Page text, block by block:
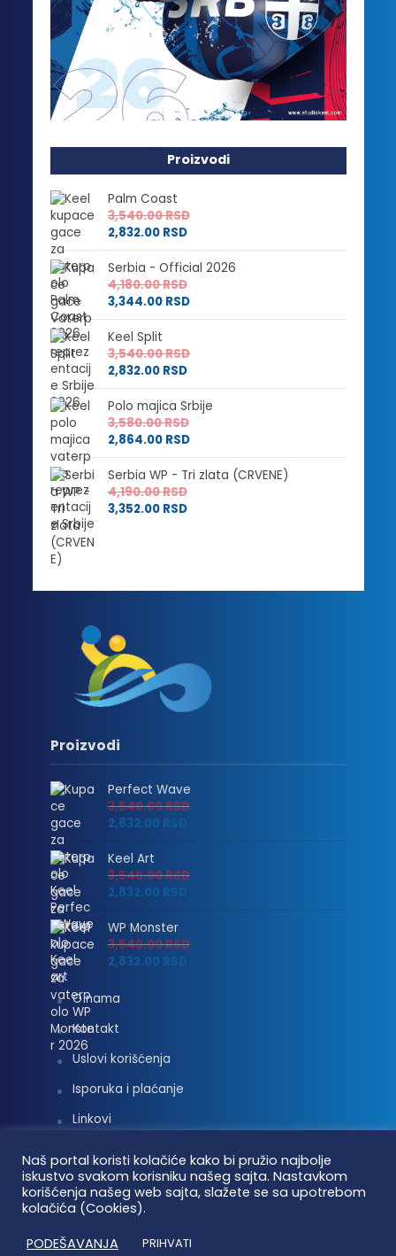
Proizvodi
Palm Coast
3,540.00RSD
2,832.00 RSD
Serbia - Official 2026
4,180.00RSD
3,344.00 RSD
Keel Split
3,540.00RSD
2,832.00 RSD
Polo majica Srbije
3,580.00RSD
2,864.00 RSD
Serbia WP - Tri zlata (CRVENE)
4,190.00RSD
3,352.00 RSD
Proizvodi
Perfect Wave
3,540.00RSD
2,832.00 RSD
Keel Art
3,540.00RSD
2,832.00 RSD
WP Monster
3,540.00RSD
2,832.00 RSD
O nama
Kontakt
Uslovi korišćenja
Isporuka i plaćanje
Linkovi
Vaterpolo vesti © 2026. Sva prava zadržana.
Naš portal koristi kolačiće kako bi pružio najbolje
iskustvo svakom korisniku našeg sajta. Nastavkom
korišćenja našeg web sajta, slažete se sa upotrebom
kolačića (Cookies).
PODEŠAVANJA
PRIHVATI